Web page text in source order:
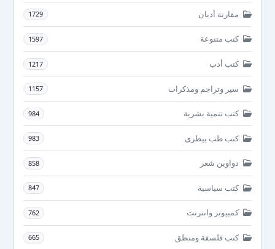
مقارنة أديان 1729
كتب متنوعة 1597
كتب أدب 1217
سير وتراجم ومذكرات 1157
كتب تنمية بشرية 984
كتب طب بيطرى 983
دواوين شعر 858
كتب سياسية 847
كمبيوتر وانترنت 762
كتب فلسفة ومنطق 665